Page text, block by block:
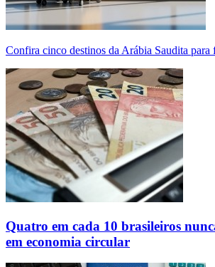
Confira cinco destinos da Arábia Saudita
Quatro em cada 10 brasileiros
em economia circular